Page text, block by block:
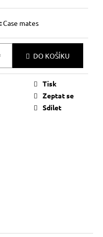
Case mates
DO KOŠÍKU
Tisk
Zeptat se
Sdílet